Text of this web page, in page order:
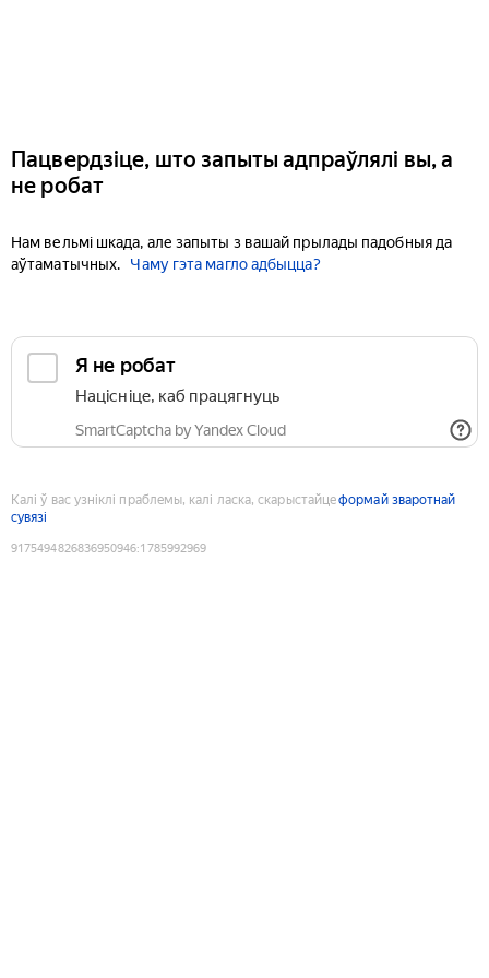
Пацвердзіце, што запыты адпраўлялі вы, а
не робат
Нам вельмі шкада, але запыты з вашай прылады падобныя да
аўтаматычных.
Чаму гэта магло адбыцца?
Я не робат
Націсніце, каб працягнуць
SmartCaptcha by Yandex Cloud
Калі ў вас узніклі праблемы, калі ласка, скарыстайцеформай зваротнай
сувязі
9175494826836950946:1785992969